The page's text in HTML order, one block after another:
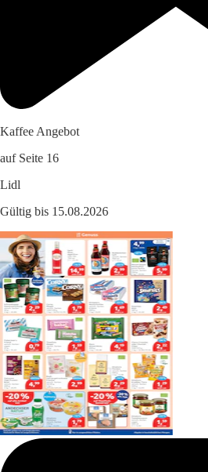
Kaffee Angebot
auf Seite 16
Lidl
Gültig bis 15.08.2026